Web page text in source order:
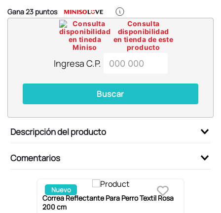
Gana23 puntos
Consulta
disponibilidad
en tienda de este
producto
Ingresa C.P.
Buscar
Descripción del producto
Comentarios
Nuevo
Correa Reflectante Para Perro Textil Rosa
200 cm
9.
chiikawas
cosmetiquera